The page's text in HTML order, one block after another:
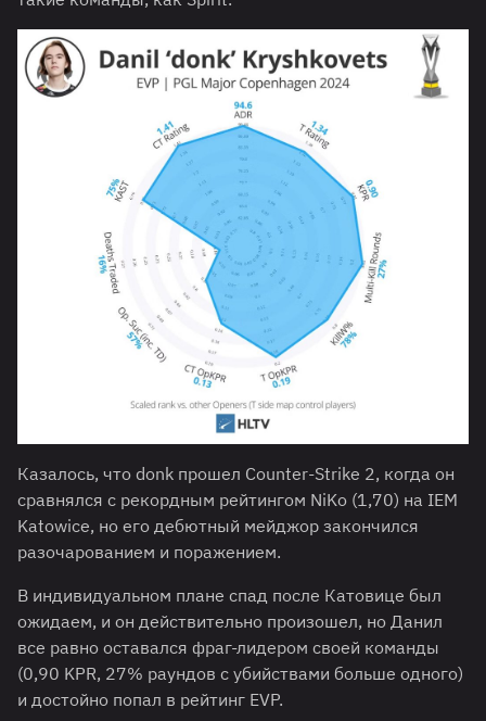
Казалось, что donk прошел Counter-Strike 2, когда он
сравнялся с рекордным рейтингом NiKo (1,70) на IEM
Katowice, но его дебютный мейджор закончился
разочарованием и поражением.
В индивидуальном плане спад после Катовице был
ожидаем, и он действительно произошел, но Данил
все равно оставался фраг-лидером своей команды
(0,90 KPR, 27% раундов с убийствами больше одного)
и достойно попал в рейтинг EVP.